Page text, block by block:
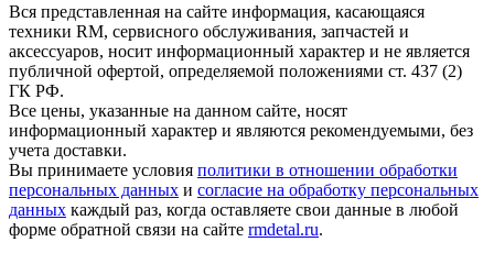
Вся представленная на сайте информация, касающаяся
техники RM, сервисного обслуживания, запчастей и
аксессуаров, носит информационный характер и не является
публичной офертой, определяемой положениями ст. 437 (2)
ГК РФ.
Все цены, указанные на данном сайте, носят
информационный характер и являются рекомендуемыми, без
учета доставки.
Вы принимаете условия политики в отношении обработки
персональных данных и согласие на обработку персональных
данных каждый раз, когда оставляете свои данные в любой
форме обратной связи на сайте rmdetal.ru.